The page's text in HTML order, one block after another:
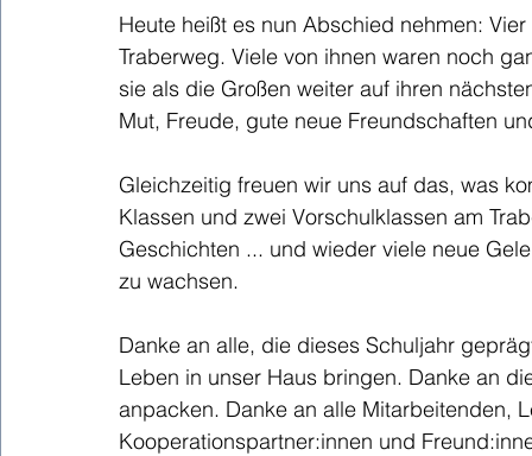
Heute heißt es nun Abschied nehmen:
Traberweg. Viele von ihnen waren noch
sie als die Großen weiter auf ihren
Mut, Freude, gute neue Freundschaften
Gleichzeitig freuen wir uns auf das, was
Klassen und zwei Vorschulklassen am
Geschichten ... und wieder viele neue
zu wachsen.
Danke an alle, die dieses Schuljahr
Leben in unser Haus bringen. Danke an
anpacken. Danke an alle Mitarbeitenden,
Kooperationspartner:innen und